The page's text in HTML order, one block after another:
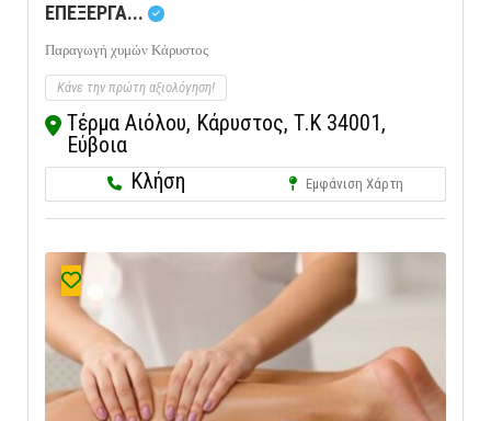
ΕΠΕΞΕΡΓΑ...
Παραγωγή χυμών Κάρυστος
Κάνε την πρώτη αξιολόγηση!
Τέρμα Αιόλου, Κάρυστος, Τ.Κ 34001,
Εύβοια
Κλήση
Εμφάνιση Χάρτη